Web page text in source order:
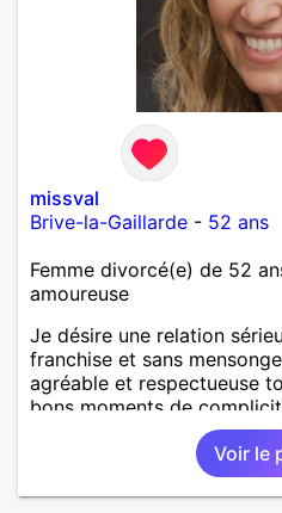
missval
Brive-la-Gaillarde - 52 ans
Femme divorcé(e) de 52
amoureuse
Je désire une relation
franchise et sans
agréable et respectueuse
bons moments de
voulant aller dans la même
Voir le